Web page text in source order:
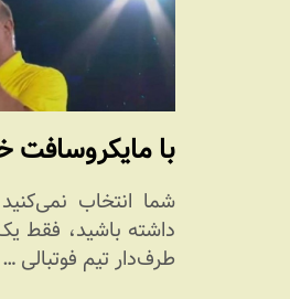
با
شما انتخاب
داشته باشید، فقط
طرف‌دار تیم فوتبالی